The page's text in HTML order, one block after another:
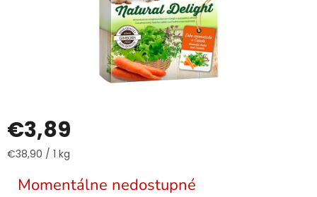
€3,89
Jednotková
€38,90 / 1 kg
Momentálne nedostupné